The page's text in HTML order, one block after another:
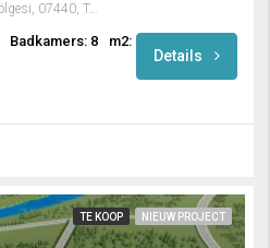
Seki, Alanya, Antalya, Akdeniz Bölgesi, 07440, Türkiye
Badkamers: 8
m2:
Details
TE KOOP NIEUW PROJECT